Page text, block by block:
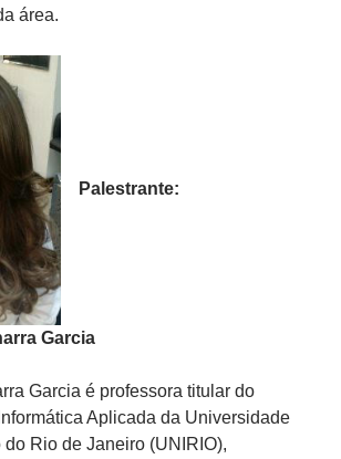
área.
Palestrante:
Garcia
Garcia é professora titular do
Aplicada da Universidade
Rio de Janeiro (UNIRIO),